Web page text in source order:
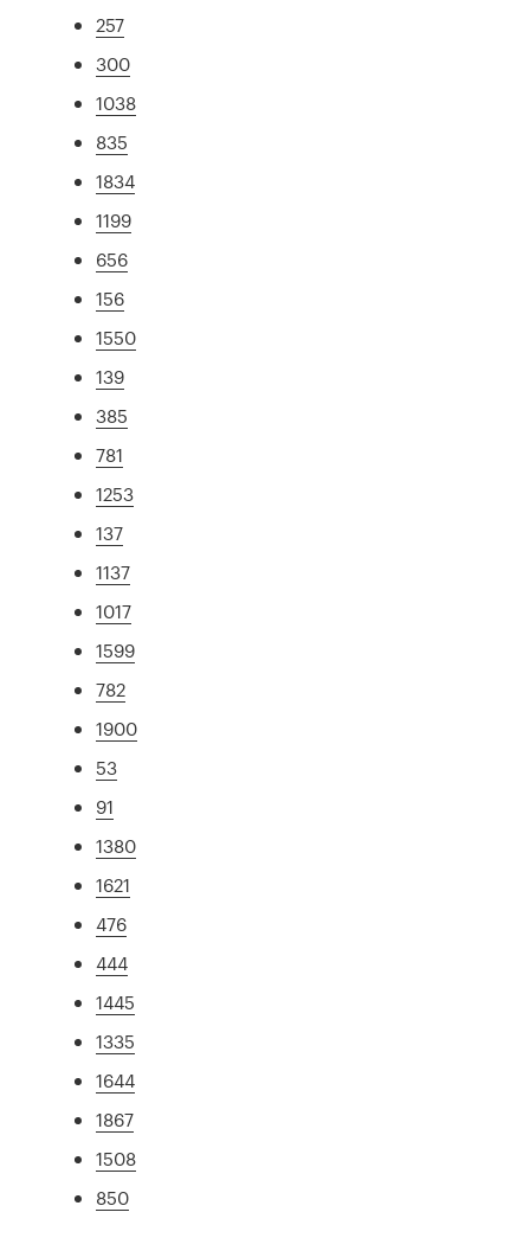
257
300
1038
835
1834
1199
656
156
1550
139
385
781
1253
137
1137
1017
1599
782
1900
53
91
1380
1621
476
444
1445
1335
1644
1867
1508
850